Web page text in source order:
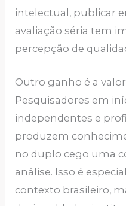
intelectual, publicar
avaliação séria tem
percepção de
Outro ganho é a
Pesquisadores em
independentes e
produzem
no duplo cego uma
análise. Isso é
contexto brasileiro,